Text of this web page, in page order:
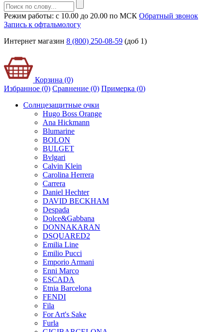
Режим работы: с 10.00 до 20.00 по МСК Обратный звонок
Запись к офтальмологу
Интернет магазин 8 (800) 250-08-59 (доб 1)
Корзина (0)
Избранное (0) Сравнение (0) Примерка (0)
Солнцезащитные очки
Hugo Boss Orange
Ana Hickmann
Blumarine
BOLON
BULGET
Bvlgari
Calvin Klein
Carolina Herrera
Carrera
Daniel Hechter
DAVID BECKHAM
Despada
Dolce&Gabbana
DONNAKARAN
DSQUARED2
Emilia Line
Emilio Pucci
Emporio Armani
Enni Marco
ESCADA
Etnia Barcelona
FENDI
Fila
For Art's Sake
Furla